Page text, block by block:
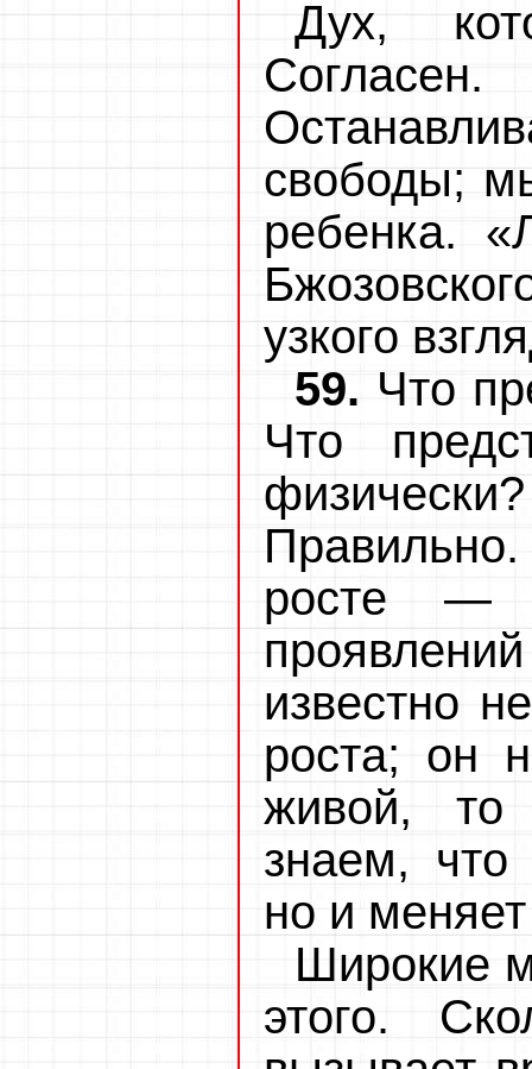
Дух,
свободы;
ребенка.
узкого
59. Что
Что
росте —
известно
роста; он
живой,
знаем, что
но и
Широкие
этого.